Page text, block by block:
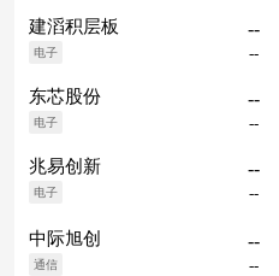
建滔积层板
电子
--
--
东芯股份
电子
--
--
兆易创新
电子
--
--
中际旭创
通信
--
--